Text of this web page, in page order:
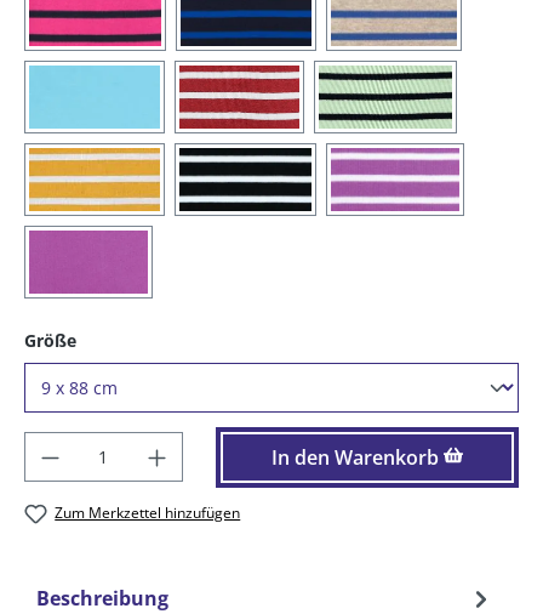
(75) magnolia / blau(76) blau / royal (79) grau-
(82) rotmelange / weiß(86) lindgrün / blau
(96) safran / weiß (99) schwarz / weiß(100) fuchsia /
Größeauswählen
Produkt Anzahl: Gib den gewünschten
In den Warenkorb
Zum Merkzettel hinzufügen
Beschreibung